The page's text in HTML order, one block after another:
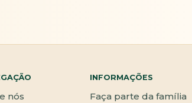
nós
INFORMAÇÕES
Faça parte da família